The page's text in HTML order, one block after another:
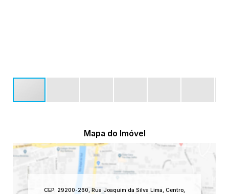
Mapa do Imóvel
CEP: 29200-260 Rua Joaquim da Silva Lima Centro,